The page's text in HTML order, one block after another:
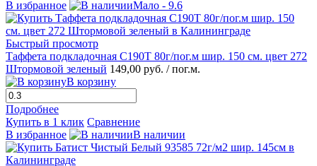
В избранное
Мало - 9.6
Быстрый просмотр
Таффета подкладочная С190Т 80г/пог.м шир. 150 см. цвет 272
Штормовой зеленый 149,00 руб. / пог.м.
В корзину
Подробнее
Купить в 1 клик Сравнение
В избранное
В наличии